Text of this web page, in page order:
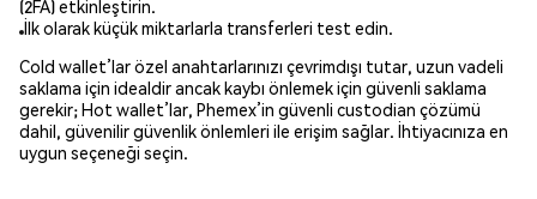
(2FA) etkinleştirin.
İlk olarak küçük miktarlarla transferleri test edin.
Cold wallet’lar özel anahtarlarınızı çevrimdışı tutar, uzun vadeli
saklama için idealdir ancak kaybı önlemek için güvenli saklama
gerekir; Hot wallet’lar, Phemex’in güvenli custodian çözümü
dahil, güvenilir güvenlik önlemleri ile erişim sağlar. İhtiyacınıza en
uygun seçeneği seçin.